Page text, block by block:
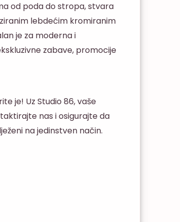
od poda do stropa, stvara
lebdećim kromiranim
je za moderna i
zabave, promocije
je! Uz Studio 86, vaše
nas i osigurajte da
na jedinstven način.